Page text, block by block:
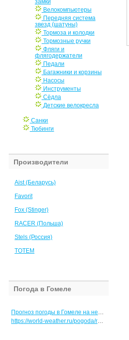
замки
Велокомпьютеры
Передняя система
звезд (шатуны)
Тормоза и колодки
Тормозные ручки
Фляги и
флягодержатели
Педали
Багажники и корзины
Насосы
Инструменты
Сёдла
Детские велокресла
Санки
Тюбинги
Производители
Aist (Беларусь)
Favorit
Fox (Stinger)
RACER (Польша)
Stels (Россия)
TOTEM
Погода в Гомеле
https://world-weather.ru/pogoda/russia/barnaul/